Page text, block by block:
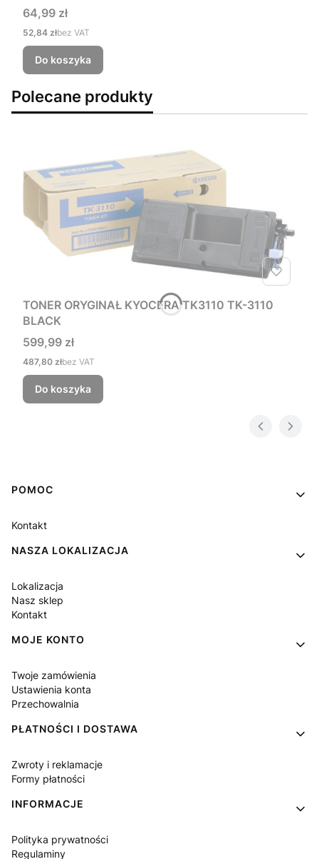
Cena
64,99 zł
Cena
52,84 złbez VAT
Do koszyka
Polecane produkty
TONER ORYGINAŁ KYOCERA TK3110 TK-3110
BLACK
Cena
599,99 zł
Cena
487,80 złbez VAT
Do koszyka
Linki w stopce
POMOC
Kontakt
NASZA LOKALIZACJA
Lokalizacja
Nasz sklep
Kontakt
MOJE KONTO
Twoje zamówienia
Ustawienia konta
Przechowalnia
PŁATNOŚCI I DOSTAWA
Zwroty i reklamacje
Formy płatności
INFORMACJE
Polityka prywatności
Regulaminy